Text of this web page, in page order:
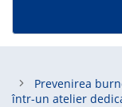
Prevenirea
într-un atelier